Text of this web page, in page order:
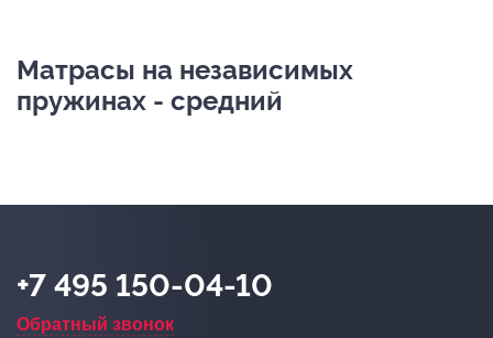
Матрасы на независимых
пружинах - средний
+7 495 150-04-10
Обратный звонок